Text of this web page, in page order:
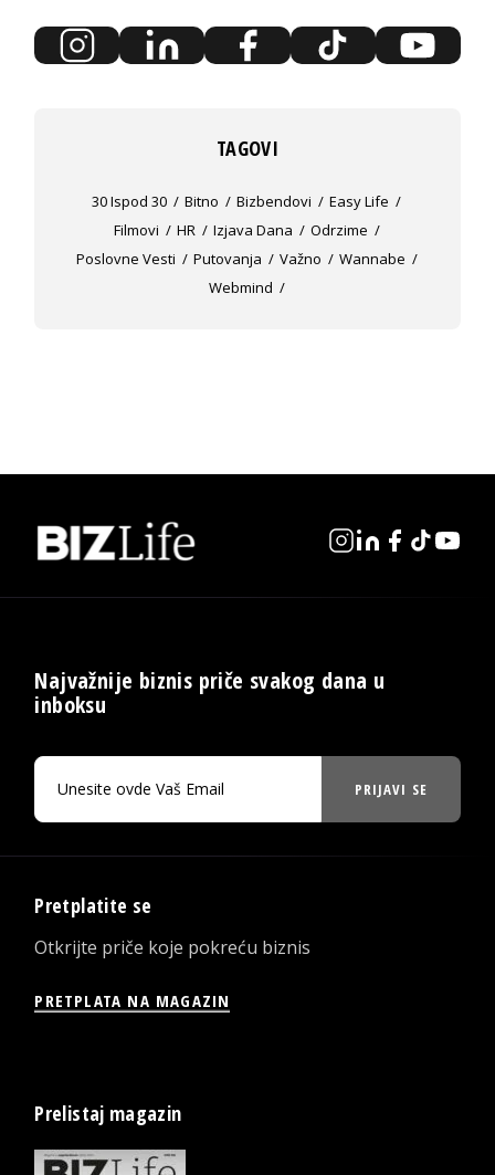
TAGOVI
30 Ispod 30 Bitno Bizbendovi
Easy Life
Filmovi
HR Izjava Dana
Odrzime
Poslovne Vesti
Putovanja Važno
Wannabe
Webmind
Najvažnije biznis priče svakog dana u
inboksu
PRIJAVI SE
Pretplatite se
Otkrijte priče koje pokreću biznis
PRETPLATA NA MAGAZIN
Prelistaj magazin